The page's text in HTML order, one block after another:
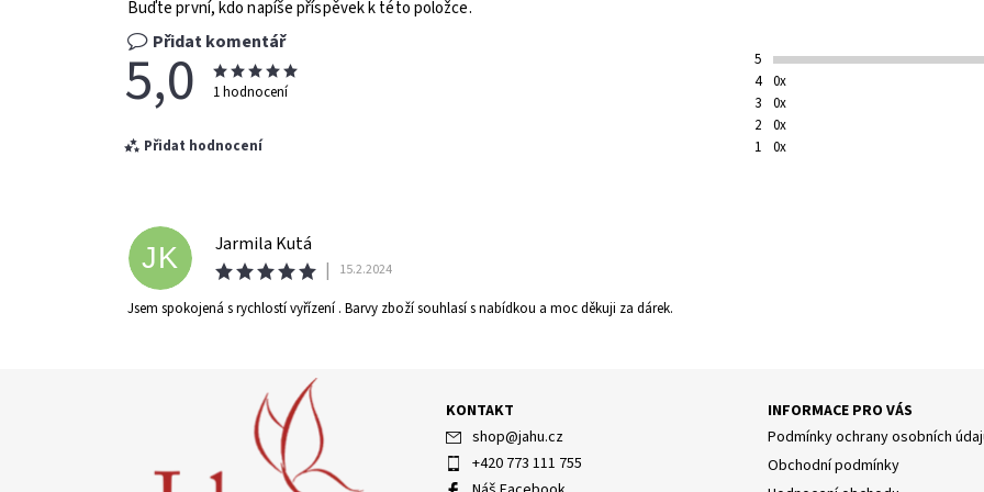
Buďte první, kdo napíše příspěvek k této položce.
Přidat komentář
5,0 1 hodnocení
Přidat hodnocení
5
4
0x
3
0x
2
0x
1
0x
Vložením hodnocení souhlasíte s podmínkami ochrany osobních údajů
JK
Jarmila Kutá
|
15.2.2024
Jsem spokojená s rychlostí vyřízení . Barvy zboží souhlasí s nabídkou a moc děkuji za dárek.
KONTAKT
shop@jahu.cz
+420 773 111 755
INFORMACE PRO VÁS
Podmínky ochrany osobních
Obchodní podmínky